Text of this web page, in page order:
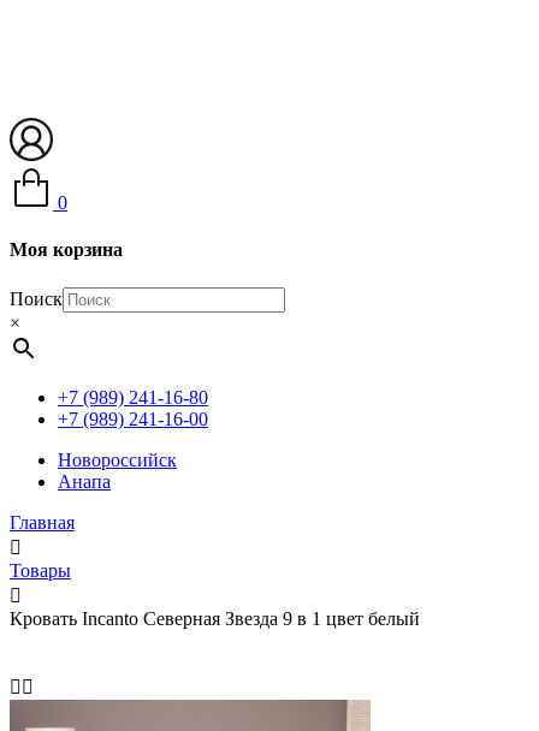
0
Моя корзина
Поиск
×
+7 (989) 241-16-80
+7 (989) 241-16-00
Новороссийск
Анапа
Главная
Товары
Кровать Incanto Северная Звезда 9 в 1 цвет белый